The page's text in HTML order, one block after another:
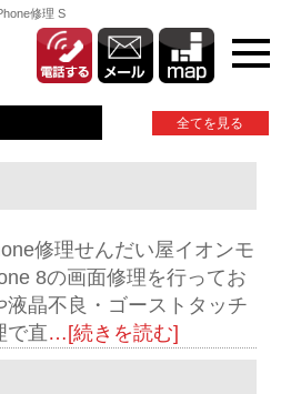
修理 S
全てを見る
修理せんだい屋イオンモ
8の画面修理を行ってお
液晶不良・ゴーストタッチ
で直…[続きを読む]